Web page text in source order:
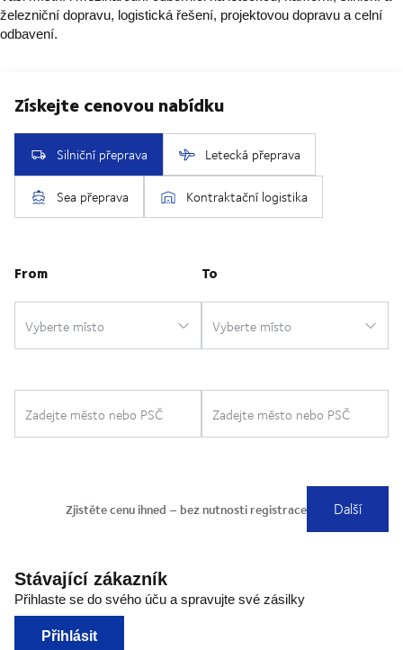
železniční dopravu, logistická řešení, projektovou dopravu a celní
odbavení.
Stávající zákazník
Přihlaste se do svého úču a spravujte své zásilky
Přihlásit